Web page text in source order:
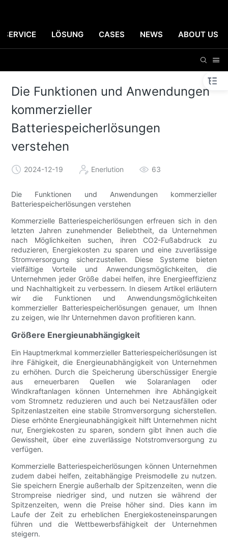
SERVICE LÖSUNG CASES NEWS ABOUT US
Die Funktionen und Anwendungen
kommerzieller
Batteriespeicherlösungen
verstehen
2024-12-19 Enerlution 63
Die Funktionen und Anwendungen kommerzieller
Batteriespeicherlösungen verstehen
Kommerzielle Batteriespeicherlösungen erfreuen sich in den
letzten Jahren zunehmender Beliebtheit, da Unternehmen
nach Möglichkeiten suchen, ihren CO2-Fußabdruck zu
reduzieren, Energiekosten zu sparen und eine zuverlässige
Stromversorgung sicherzustellen. Diese Systeme bieten
vielfältige Vorteile und Anwendungsmöglichkeiten, die
Unternehmen jeder Größe dabei helfen, ihre Energieeffizienz
und Nachhaltigkeit zu verbessern. In diesem Artikel erläutern
wir die Funktionen und Anwendungsmöglichkeiten
kommerzieller Batteriespeicherlösungen genauer, um Ihnen
zu zeigen, wie Ihr Unternehmen davon profitieren kann.
Größere Energieunabhängigkeit
Ein Hauptmerkmal kommerzieller Batteriespeicherlösungen ist
ihre Fähigkeit, die Energieunabhängigkeit von Unternehmen
zu erhöhen. Durch die Speicherung überschüssiger Energie
aus erneuerbaren Quellen wie Solaranlagen oder
Windkraftanlagen können Unternehmen ihre Abhängigkeit
vom Stromnetz reduzieren und auch bei Netzausfällen oder
Spitzenlastzeiten eine stabile Stromversorgung sicherstellen.
Diese erhöhte Energieunabhängigkeit hilft Unternehmen nicht
nur, Energiekosten zu sparen, sondern gibt ihnen auch die
Gewissheit, über eine zuverlässige Notstromversorgung zu
verfügen.
Kommerzielle Batteriespeicherlösungen können Unternehmen
zudem dabei helfen, zeitabhängige Preismodelle zu nutzen.
Sie speichern Energie außerhalb der Spitzenzeiten, wenn die
Strompreise niedriger sind, und nutzen sie während der
Spitzenzeiten, wenn die Preise höher sind. Dies kann im
Laufe der Zeit zu erheblichen Energiekosteneinsparungen
führen und die Wettbewerbsfähigkeit der Unternehmen
steigern.